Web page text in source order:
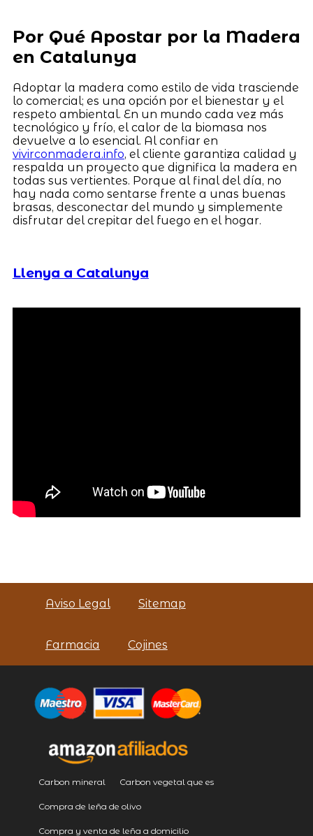
Por Qué Apostar por la Madera
en Catalunya
Adoptar la madera como estilo de vida trasciende
lo comercial; es una opción por el bienestar y el
respeto ambiental. En un mundo cada vez más
tecnológico y frío, el calor de la biomasa nos
devuelve a lo esencial. Al confiar en
vivirconmadera.info, el cliente garantiza calidad y
respalda un proyecto que dignifica la madera en
todas sus vertientes. Porque al final del día, no
hay nada como sentarse frente a unas buenas
brasas, desconectar del mundo y simplemente
disfrutar del crepitar del fuego en el hogar.
Llenya a Catalunya
Aviso Legal Sitemap
Farmacia Cojines
Carbon mineral Carbon vegetal que es
Compra de leña de olivo
Compra y venta de leña a domicilio